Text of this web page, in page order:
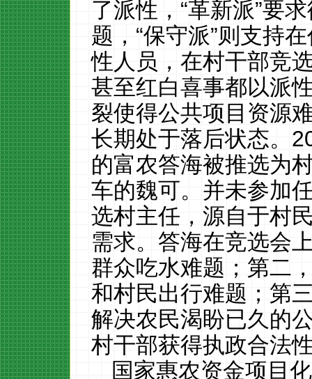
了派性，“革新派”要
题，“保守派”则支持
性人员，在村干部竞
甚至红白喜事都以派
裂使得公共项目资源
长期处于落后状态。
的富农答海被推选为
车的魏可。并未参加
选村主任，源自于村
需求。答海在竞选会
群众吃水难题；第二
和村民出行难题；第
解决农民渴盼已久的
村干部获得执政合法
国家惠农资金项目